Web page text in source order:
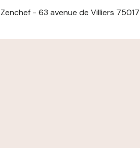
Zenchef - 63 avenue de Villiers